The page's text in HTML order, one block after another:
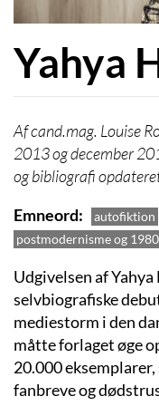
Yahya
cand.mag. Louise
2013 og december
og bibliografi
Emneord
autofiktion
postmodernisme og
Udgivelsen af
selvbiografiske
mediestorm i den
måtte forlaget øge
20.000
fanbreve og